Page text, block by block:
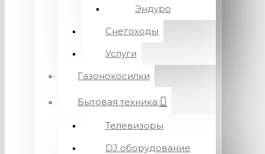
Эндуро
Снегоходы
Услуги
Газонокосилки
Бытовая техника
Телевизоры
DJ оборудование